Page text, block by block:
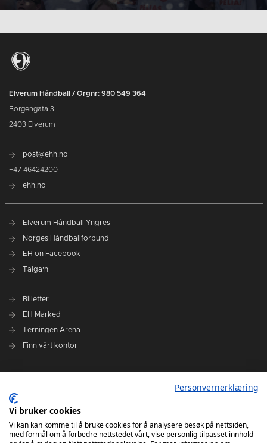
Elverum Håndball / Orgnr: 980 549 364
Borgengata 3
2403 Elverum
post@ehh.no
+47 46424200
ehh.no
Elverum Håndball Yngres
Norges Håndballforbund
EH on Facebook
Taiga'n
Billetter
EH Marked
Terningen Arena
Finn vårt kontor
Administrasjonen i Elverum Håndball
Styre og utvalg
VARSLINGSRUTINER FOR ELVERUM HÅNDBALL
Personvernerklæring
Vi bruker cookies
Vi kan kan komme til å bruke cookies for å analysere besøk på nettsiden,
med formål om å forbedre nettstedet vårt, vise personlig tilpasset innhold